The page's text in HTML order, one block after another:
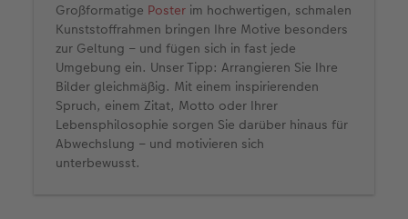
Großformatige Poster im hochwertigen, schmalen
Kunststoffrahmen bringen Ihre Motive besonders
zur Geltung – und fügen sich in fast jede
Umgebung ein. Unser Tipp: Arrangieren Sie Ihre
Bilder gleichmäßig. Mit einem inspirierenden
Spruch, einem Zitat, Motto oder Ihrer
Lebensphilosophie sorgen Sie darüber hinaus für
Abwechslung – und motivieren sich
unterbewusst.